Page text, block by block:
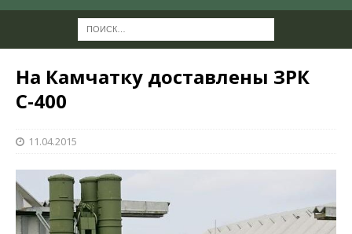
На Камчатку доставлены ЗРК
С-400
11.04.2015